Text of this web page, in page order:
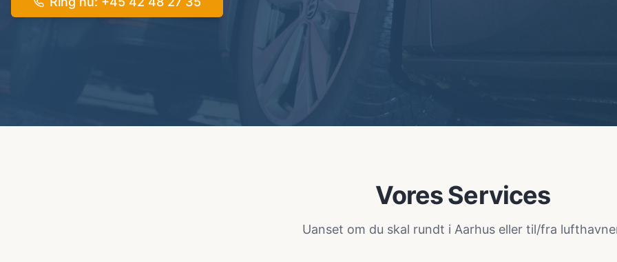
Vores Services
Uanset om du skal rundt i Aarhus eller til/fra